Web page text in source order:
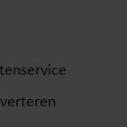
analyse. Deze
ze hebben
services. U